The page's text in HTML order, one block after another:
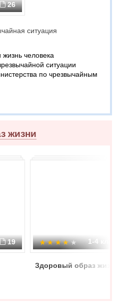
26
ситуация
человека
ситуации
по чрезвычайным
жизни
19 1-4
Здоровый образ